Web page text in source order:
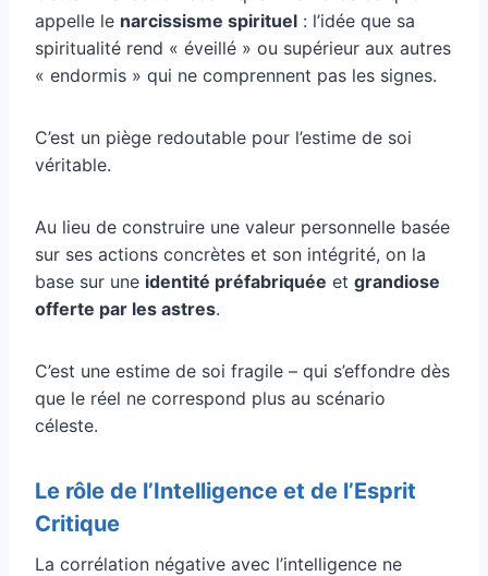
appelle le narcissisme spirituel : l’idée que sa
spiritualité rend « éveillé » ou supérieur aux autres
« endormis » qui ne comprennent pas les signes.
C’est un piège redoutable pour l’estime de soi
véritable.
Au lieu de construire une valeur personnelle basée
sur ses actions concrètes et son intégrité, on la
base sur une identité préfabriquée et grandiose
offerte par les astres.
C’est une estime de soi fragile – qui s’effondre dès
que le réel ne correspond plus au scénario
céleste.
Le rôle de l’Intelligence et de l’Esprit
Critique
La corrélation négative avec l’intelligence ne